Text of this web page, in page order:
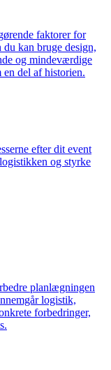
faktorer for
kan bruge design,
og mindeværdige
del af historien.
efter dit event
og styrke
planlægningen
logistik,
forbedringer,